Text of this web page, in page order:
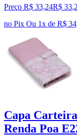
Preço R$ 33,24R$ 33,
no Pix Ou 1x de R$
Capa
Renda Poa